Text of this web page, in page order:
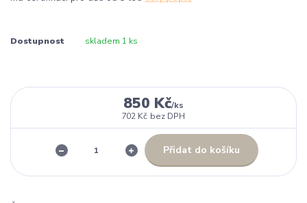
Dostupnost skladem 1 ks
850 Kč/ks
702 Kč bez DPH
Přidat do košíku